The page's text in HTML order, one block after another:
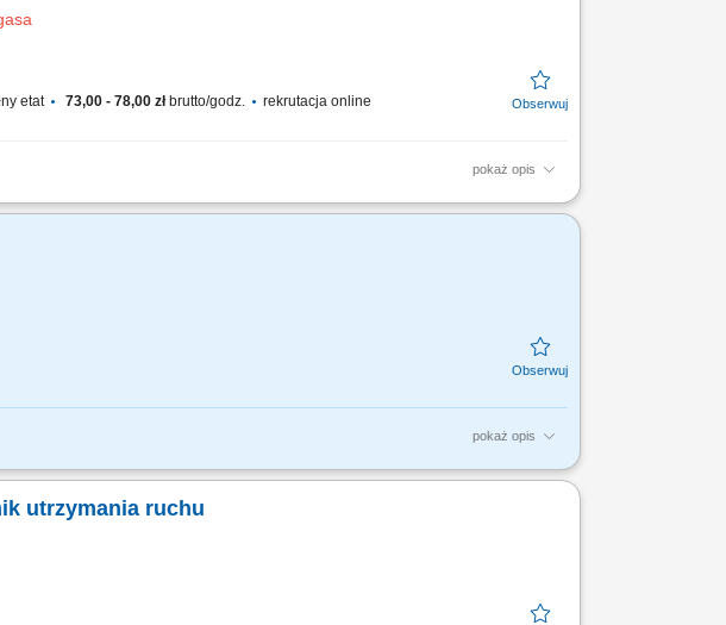
etat 73,00 - 78,00 złbrutto/godz. rekrutacja online
pokaż opis
rejestru wykorzystanych komponentów oraz czynnika
pokaż opis
służbowych do 3,5 tony zgodnie z regulacjami Spółki i
utrzymania ruchu